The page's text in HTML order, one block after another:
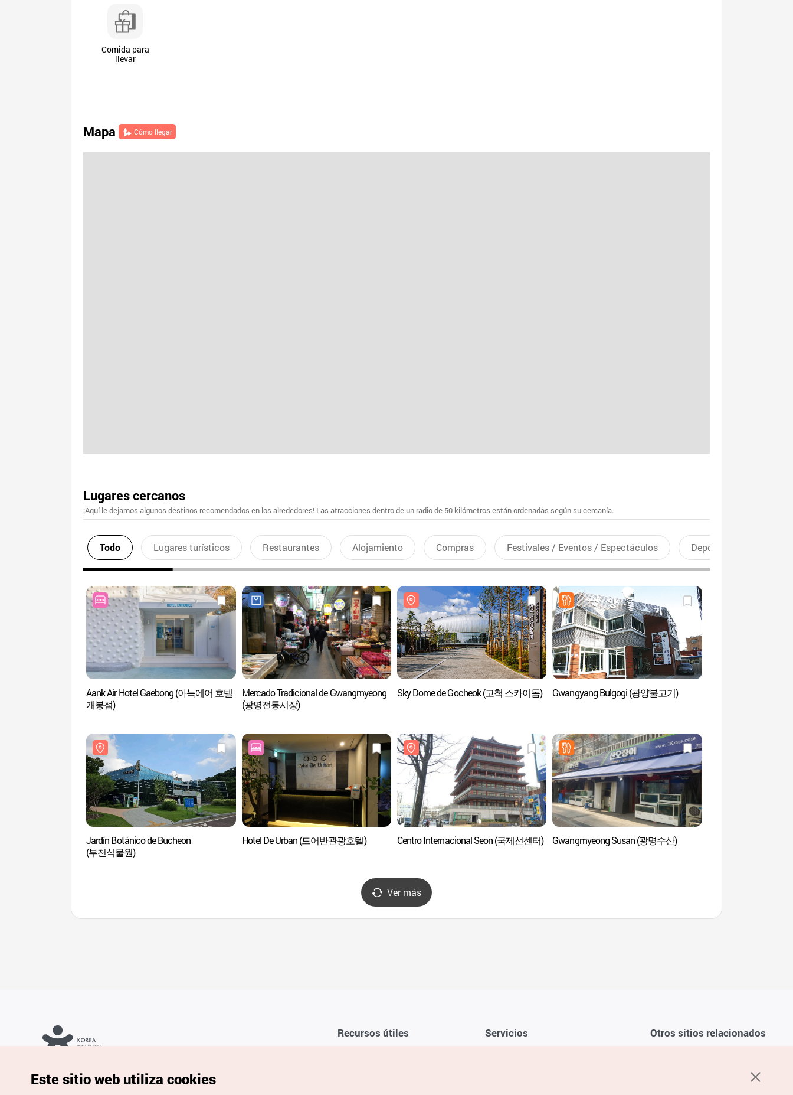
Comida para
llevar
Mapa Cómo llegar
Lugares cercanos
¡Aquí le dejamos algunos destinos recomendados en los alrededores! Las atracciones dentro de un radio de 50 kilómetros están ordenadas según su cercanía.
Todo Lugares turísticos Restaurantes Alojamiento Compras Festivales / Eventos / Espectáculos Deportes recreativos
Aank Air Hotel Gaebong (아늑에어 호텔
개봉점)
Mercado Tradicional de Gwangmyeong
(광명전통시장)
Sky Dome de Gocheok (고척 스카이돔) Gwangyang Bulgogi (광양불고기)
Jardín Botánico de Bucheon
(부천식물원)
Hotel De Urban (드어반관광호텔) Centro Internacional Seon (국제선센터) Gwangmyeong Susan (광명수산)
Ver más
Recursos útiles Servicios Otros sitios relacionados
derechos reservados.
Para informes de errores y cuestiones relacionadas con el sitio
Este sitio web utiliza cookies